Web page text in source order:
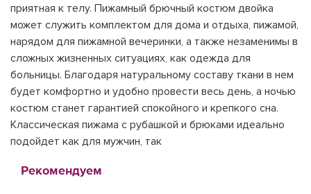
приятная к телу. Пижамный брючный костюм двойка
может служить комплектом для дома и отдыха, пижамой,
нарядом для пижамной вечеринки, а также незаменимы в
сложных жизненных ситуациях, как одежда для
больницы. Благодаря натуральному составу ткани в нем
будет комфортно и удобно провести весь день, а ночью
костюм станет гарантией спокойного и крепкого сна.
Классическая пижама с рубашкой и брюками идеально
подойдет как для мужчин, так
Рекомендуем